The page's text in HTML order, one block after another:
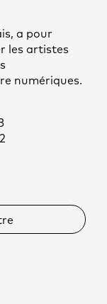
a pour
les artistes
numériques.